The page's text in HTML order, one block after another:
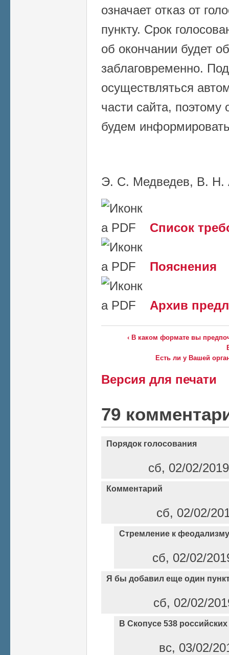
означает отказ от
пункту. Срок
об окончании будет
заблаговременно.
осуществляться
части сайта,
будем
Э. С. Медведев, В.
Список
Пояснения
Архив
‹ В каком формате вы
Есть ли у Вашей
Версия для печати
79
Порядок голосования
сб, 02/02/
Комментарий
сб, 02/02/
Стремление к феодализму
сб, 02/02/
Я бы добавил еще один
сб, 02/02/
В Скопусе 538
вс, 03/02/